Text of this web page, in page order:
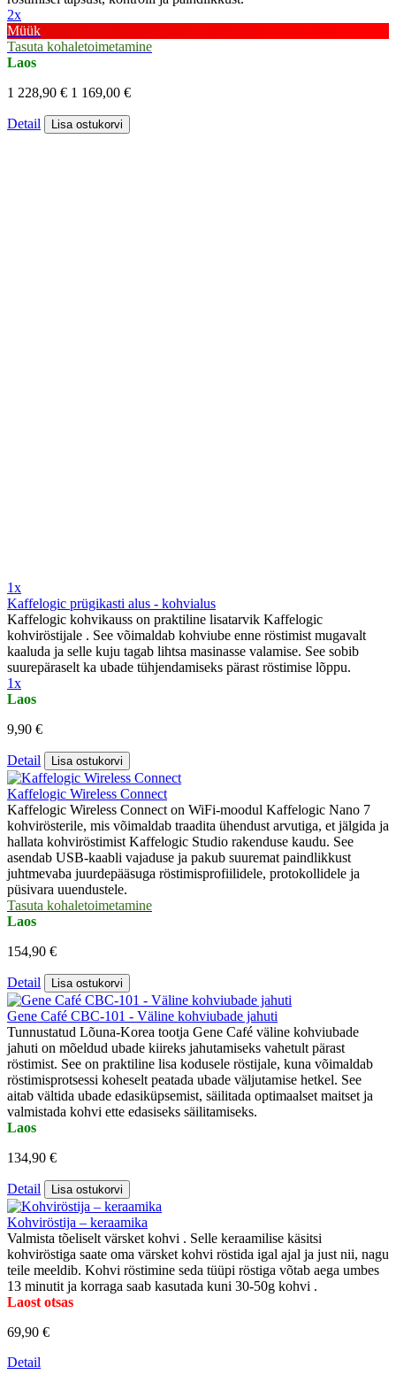
2x
Müük
Tasuta kohaletoimetamine
Laos
1 228,90 € 1 169,00 €
Detail Lisa ostukorvi
1x
Kaffelogic prügikasti alus - kohvialus
Kaffelogic kohvikauss on praktiline lisatarvik Kaffelogic
kohviröstijale . See võimaldab kohviube enne röstimist mugavalt
kaaluda ja selle kuju tagab lihtsa masinasse valamise. See sobib
suurepäraselt ka ubade tühjendamiseks pärast röstimise lõppu.
1x
Laos
9,90 €
Detail Lisa ostukorvi
Kaffelogic Wireless Connect
Kaffelogic Wireless Connect on WiFi-moodul Kaffelogic Nano 7
kohvirösterile, mis võimaldab traadita ühendust arvutiga, et jälgida ja
hallata kohviröstimist Kaffelogic Studio rakenduse kaudu. See
asendab USB-kaabli vajaduse ja pakub suuremat paindlikkust
juhtmevaba juurdepääsuga röstimisprofiilidele, protokollidele ja
püsivara uuendustele.
Tasuta kohaletoimetamine
Laos
154,90 €
Detail Lisa ostukorvi
Gene Café CBC-101 - Väline kohviubade jahuti
Tunnustatud Lõuna-Korea tootja Gene Café väline kohviubade
jahuti on mõeldud ubade kiireks jahutamiseks vahetult pärast
röstimist. See on praktiline lisa kodusele röstijale, kuna võimaldab
röstimisprotsessi koheselt peatada ubade väljutamise hetkel. See
aitab vältida ubade edasiküpsemist, säilitada optimaalset maitset ja
valmistada kohvi ette edasiseks säilitamiseks.
Laos
134,90 €
Detail Lisa ostukorvi
Kohviröstija – keraamika
Valmista tõeliselt värsket kohvi . Selle keraamilise käsitsi
kohviröstiga saate oma värsket kohvi röstida igal ajal ja just nii, nagu
teile meeldib. Kohvi röstimine seda tüüpi röstiga võtab aega umbes
13 minutit ja korraga saab kasutada kuni 30-50g kohvi .
Laost otsas
69,90 €
Detail